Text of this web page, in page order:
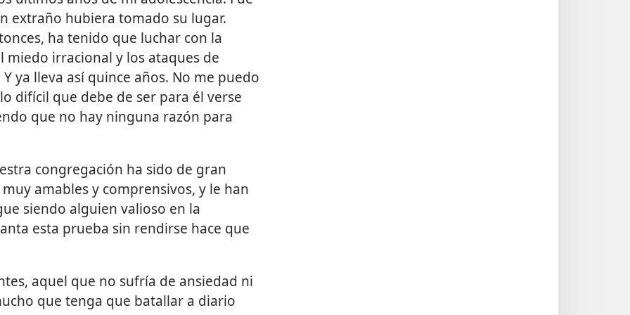
extraño hubiera tomado su lugar.
ha tenido que luchar con la
miedo irracional y los ataques de
ya lleva así quince años. No me puedo
difícil que debe de ser para él verse
que no hay ninguna razón para
congregación ha sido de gran
amables y comprensivos, y le han
siendo alguien valioso en la
esta prueba sin rendirse hace que
aquel que no sufría de ansiedad ni
que tenga que batallar a diario